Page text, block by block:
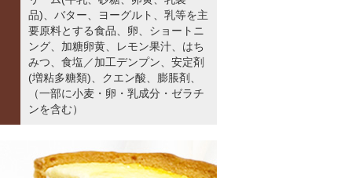
品)、バター、ヨーグルト、乳等を主
要原料とする食品、卵、ショートニ
ング、加糖卵黄、レモン果汁、はち
みつ、食塩／加工デンプン、安定剤
(増粘多糖類)、クエン酸、膨脹剤、
（一部に小麦・卵・乳成分・ゼラチ
ンを含む）